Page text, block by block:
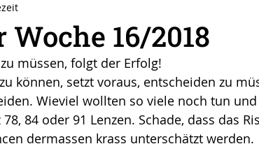
Angst Sicherheit
Vertrauen Krise
16/2018
müssen, folgt der Erfolg!
können, setzt voraus, entscheiden zu
Wieviel wollten so viele noch tun
84 oder 91 Lenzen. Schade, dass das
dermassen krass unterschätzt werden.